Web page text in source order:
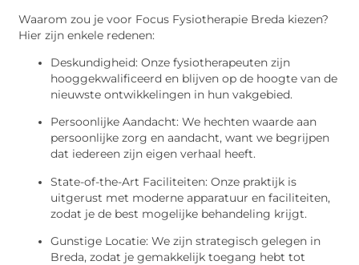
Waarom zou je voor Focus Fysiotherapie Breda kiezen?
Hier zijn enkele redenen:
Deskundigheid: Onze fysiotherapeuten zijn
hooggekwalificeerd en blijven op de hoogte van de
nieuwste ontwikkelingen in hun vakgebied.
Persoonlijke Aandacht: We hechten waarde aan
persoonlijke zorg en aandacht, want we begrijpen
dat iedereen zijn eigen verhaal heeft.
State-of-the-Art Faciliteiten: Onze praktijk is
uitgerust met moderne apparatuur en faciliteiten,
zodat je de best mogelijke behandeling krijgt.
Gunstige Locatie: We zijn strategisch gelegen in
Breda, zodat je gemakkelijk toegang hebt tot